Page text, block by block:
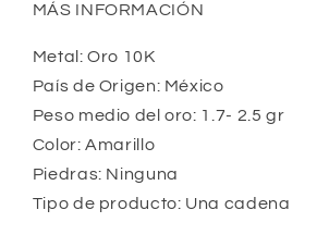
MÁS INFORMACIÓN
Metal: Oro 10K
País de Origen: México
Peso medio del oro: 1.7- 2.5 gr
Color: Amarillo
Piedras: Ninguna
Tipo de producto: Una cadena